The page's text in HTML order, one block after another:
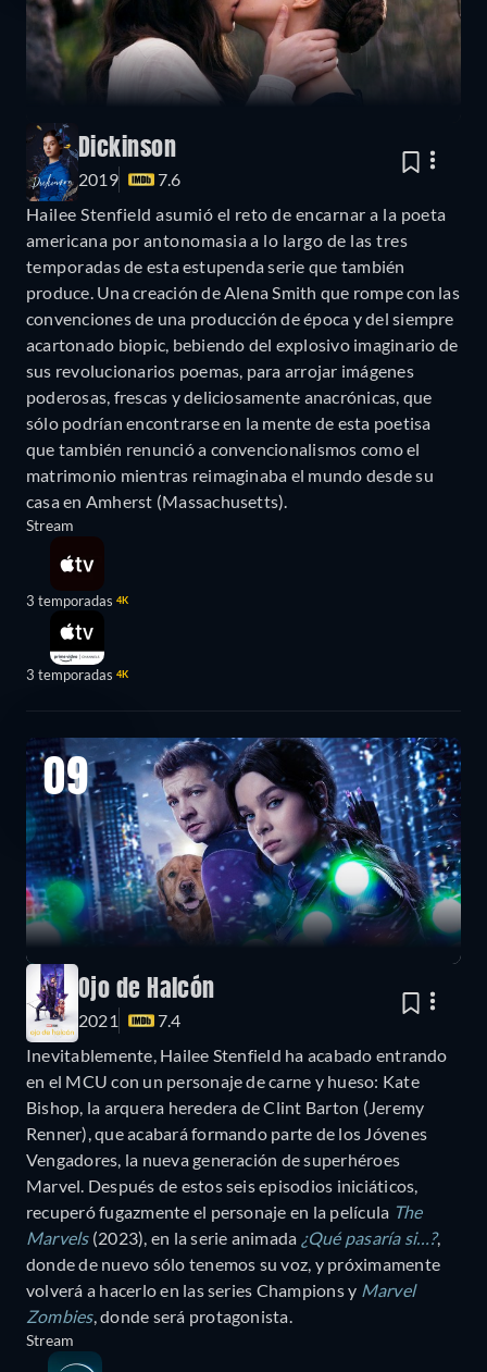
Dickinson
2019
7.6
Hailee Stenfield asumió el reto de encarnar a la poeta
americana por antonomasia a lo largo de las tres
temporadas de esta estupenda serie que también
produce. Una creación de Alena Smith que rompe con las
convenciones de una producción de época y del siempre
acartonado biopic, bebiendo del explosivo imaginario de
sus revolucionarios poemas, para arrojar imágenes
poderosas, frescas y deliciosamente anacrónicas, que
sólo podrían encontrarse en la mente de esta poetisa
que también renunció a convencionalismos como el
matrimonio mientras reimaginaba el mundo desde su
casa en Amherst (Massachusetts).
Stream
3 temporadas 4K
3 temporadas 4K
09
Ojo de Halcón
2021
7.4
Inevitablemente, Hailee Stenfield ha acabado entrando
en el MCU con un personaje de carne y hueso: Kate
Bishop, la arquera heredera de Clint Barton (Jeremy
Renner), que acabará formando parte de los Jóvenes
Vengadores, la nueva generación de superhéroes
Marvel. Después de estos seis episodios iniciáticos,
recuperó fugazmente el personaje en la película The
Marvels(2023), en la serie animada ¿Qué pasaría si…?,
donde de nuevo sólo tenemos su voz, y próximamente
volverá a hacerlo en las series Champions y Marvel
Zombies, donde será protagonista.
Stream